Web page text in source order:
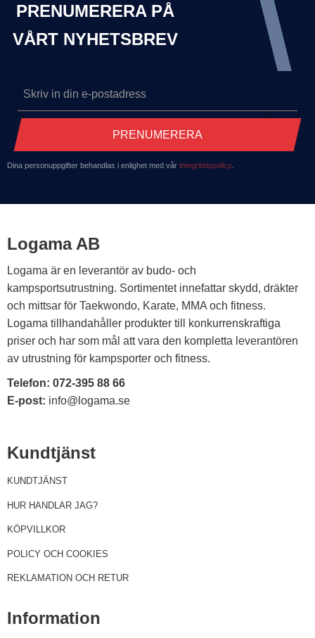
PRENUMERERA PÅ
VÅRT NYHETSBREV
PRENUMERERA
Dina personuppgifter behandlas i enlighet med vår integritetspolicy.
Logama AB
Logama är en leverantör av budo- och
kampsportsutrustning. Sortimentet innefattar skydd, dräkter
och mittsar för Taekwondo, Karate, MMA och fitness.
Logama tillhandahåller produkter till konkurrenskraftiga
priser och har som mål att vara den kompletta leverantören
av utrustning för kampsporter och fitness.
Telefon: 072-395 88 66
E-post: info@logama.se
Kundtjänst
KUNDTJÄNST
HUR HANDLAR JAG?
KÖPVILLKOR
POLICY OCH COOKIES
REKLAMATION OCH RETUR
Information